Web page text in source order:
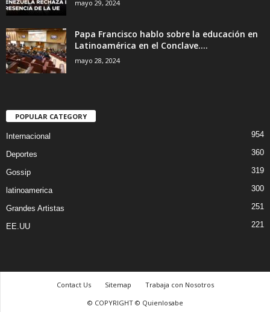
mayo 29, 2024
Papa Francisco hablo sobre la educación en
Latinoamérica en el Conclave....
mayo 28, 2024
POPULAR CATEGORY
Internacional 954
Deportes 360
Gossip 319
latinoamerica 300
Grandes Artistas 251
EE.UU 221
Contact Us Sitemap
Trabaja con Nosotros
© COPYRIGHT © Quienlosabe